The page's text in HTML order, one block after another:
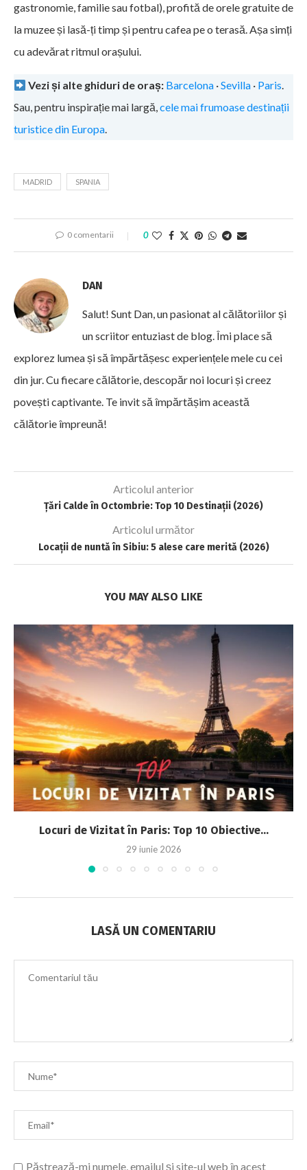
gastronomie, familie sau fotbal), profită de orele gratuite de
la muzee și lasă-ți timp și pentru cafea pe o terasă. Așa simți
cu adevărat ritmul orașului.
Vezi și alte ghiduri de oraș: Barcelona ·Sevilla · Paris.
Sau, pentru inspirație mai largă,cele mai frumoase destinații
turistice din Europa.
MADRID SPANIA
0 comentarii 0
DAN
Salut! Sunt Dan, un pasionat al călătoriilor și
un scriitor entuziast de blog. Îmi place să
explorez lumea și să împărtășesc experiențele mele cu cei
din jur. Cu fiecare călătorie, descopăr noi locuri și creez
povești captivante. Te invit să împărtășim această
călătorie împreună!
Articolul anterior
Țări Calde în Octombrie: Top 10 Destinații (2026)
Articolul următor
Locații de nuntă în Sibiu: 5 alese care merită (2026)
YOU MAY ALSO LIKE
Locuri de Vizitat în Paris: Top 10 Obiective...
29 iunie 2026
LASĂ UN COMENTARIU
Păstrează-mi numele, emailul și site-ul web în acest